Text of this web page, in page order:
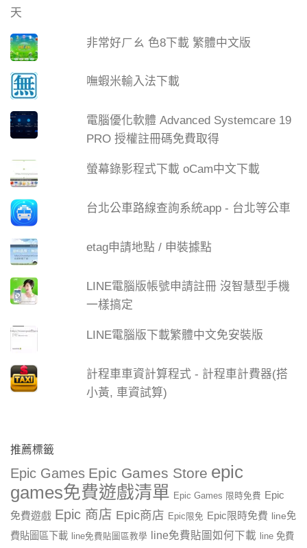
非常好ㄏㄠ 色8下載 繁體中文版
嘸蝦米輸入法下載
電腦優化軟體 Advanced Systemcare 19
PRO 授權註冊碼免費取得
螢幕錄影程式下載 oCam中文下載
台北公車路線查詢系統app - 台北等公車
etag申請地點 / 申裝據點
LINE電腦版帳號申請註冊 沒智慧型手機
一樣搞定
LINE電腦版下載繁體中文免安裝版
計程車車資計算程式 - 計程車計費器(搭
小黃, 車資試算)
推薦標籤
Epic Games Epic Games Store epic
games免費遊戲清單 Epic Games 限時免費 Epic
免費遊戲 Epic 商店 Epic商店 Epic限免 Epic限時免費 line免
費貼圖區下載
line免費貼圖區教學 line免費貼圖如何下載
line 免費